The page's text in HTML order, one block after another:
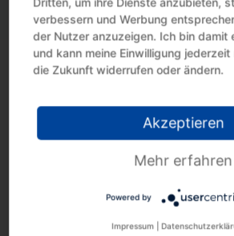
Steuervorteil nutzen mit
Steuertermine August 2026
Kindergeld: Fernlehrgang als
Archiv
verbessern und Werbung
der Nutzer anzuzeigen. Ich bin damit
und kann meine Einwilligung
die Zukunft widerrufen oder ändern.
Akzeptieren
Mehr erfahren
Powered by
Impressum